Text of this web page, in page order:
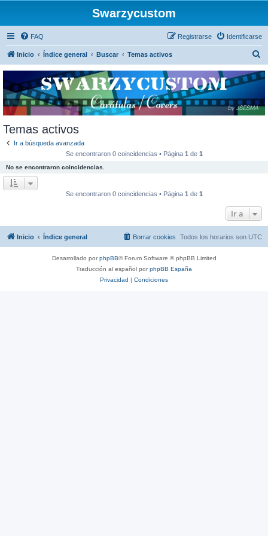
Swarzycustom
FAQ Identificarse
Registrarse
Inicio Índice general Buscar Temas activos
c
Temas activos
Ir a búsqueda avanzada
Se encontraron 0 coincidencias • Página 1de 1
No se encontraron coincidencias.
Se encontraron 0 coincidencias • Página 1de 1
Ir a
Inicio Índice general Todos los horarios son UTC
Borrar cookies
Desarrollado porphpBB® Forum Software © phpBB Limited
Traducción al español porphpBB España
Privacidad
Condiciones